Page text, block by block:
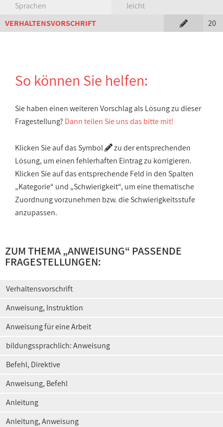
Sprachen
leicht
VERHALTENSVORSCHRIFT
20
So können Sie helfen:
Sie haben einen weiteren Vorschlag als Lösung zu dieser
Fragestellung? Dann teilen Sie uns das bitte mit!
Klicken Sie auf das Symbol
zu der entsprechenden
Lösung, um einen fehlerhaften Eintrag zu korrigieren.
Klicken Sie auf das entsprechende Feld in den Spalten
„Kategorie“ und „Schwierigkeit“, um eine thematische
Zuordnung vorzunehmen bzw. die Schwierigkeitsstufe
anzupassen.
ZUM THEMA „ANWEISUNG“ PASSENDE
FRAGESTELLUNGEN:
Verhaltensvorschrift
Anweisung, Instruktion
Anweisung für eine Arbeit
bildungssprachlich: Anweisung
Befehl, Direktive
Anweisung, Befehl
Anleitung
Anleitung, Anweisung